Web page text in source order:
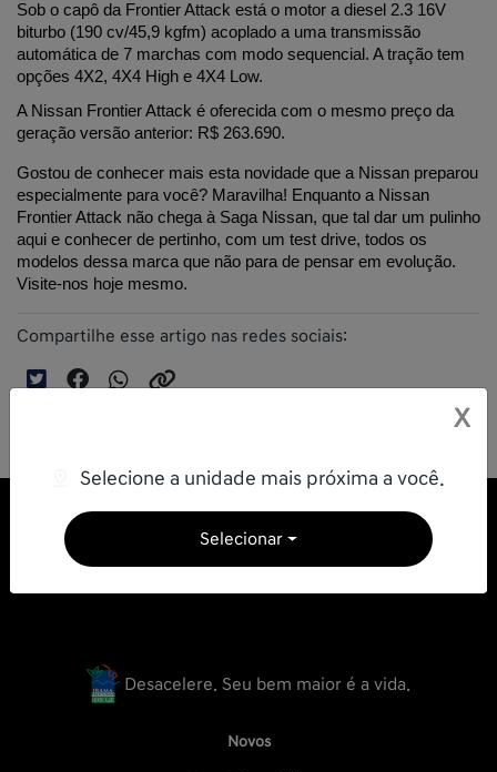
Sob o capô da Frontier Attack está o motor a diesel 2.3 16V
biturbo (190 cv/45,9 kgfm) acoplado a uma transmissão
automática de 7 marchas com modo sequencial. A tração tem
opções 4X2, 4X4 High e 4X4 Low.
A Nissan Frontier Attack é oferecida com o mesmo preço da
geração versão anterior: R$ 263.690.
Gostou de conhecer mais esta novidade que a Nissan preparou
especialmente para você? Maravilha! Enquanto a Nissan
Frontier Attack não chega à Saga Nissan, que tal dar um pulinho
aqui e conhecer de pertinho, com um test drive, todos os
modelos dessa marca que não para de pensar em evolução.
Visite-nos hoje mesmo.
Compartilhe esse artigo nas redes sociais:
Desacelere. Seu bem maior é a vida.
Novos
X
Selecione a unidade mais próxima a você.
Selecionar